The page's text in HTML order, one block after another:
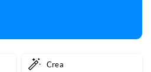
Crea